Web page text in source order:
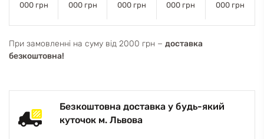
000 грн
000 грн
000 грн
000 грн
000 грн
При замовленні на суму від 2000 грн − доставка
безкоштовна!
Безкоштовна доставка у будь-який
куточок м. Львова